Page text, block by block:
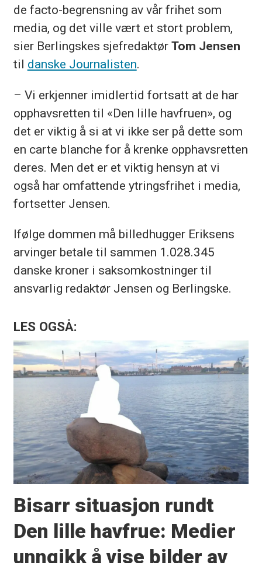
de facto-begrensning av vår frihet som
media, og det ville vært et stort problem,
sier Berlingskes sjefredaktør Tom Jensen
til danske Journalisten.
– Vi erkjenner imidlertid fortsatt at de har
opphavsretten til «Den lille havfruen», og
det er viktig å si at vi ikke ser på dette som
en carte blanche for å krenke opphavsretten
deres. Men det er et viktig hensyn at vi
også har omfattende ytringsfrihet i media,
fortsetter Jensen.
Ifølge dommen må billedhugger Eriksens
arvinger betale til sammen 1.028.345
danske kroner i saksomkostninger til
ansvarlig redaktør Jensen og Berlingske.
LES OGSÅ:
Bisarr situasjon rundt
Den lille havfrue: Medier
unngikk å vise bilder av